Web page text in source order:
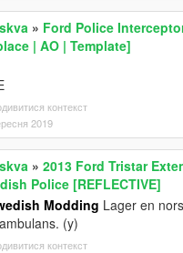
» Ford Police
| AO | Template]
контекст
2019
» 2013 Ford Tristar
Police [REFLECTIVE]
Modding Lager en
(y)
контекст